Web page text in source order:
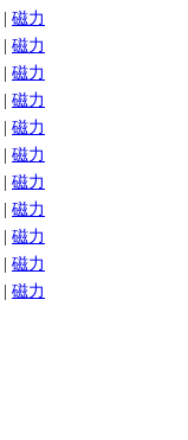
磁力
磁力
磁力
磁力
磁力
磁力
磁力
磁力
磁力
磁力
磁力